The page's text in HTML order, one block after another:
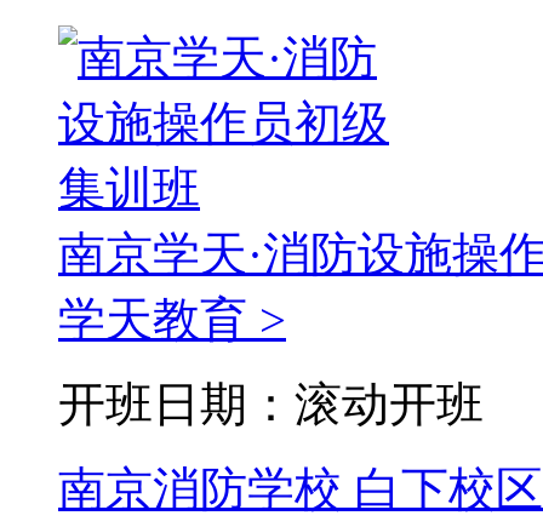
南京学天·消防设施操
学天教育 >
开班日期：滚动开班
南京消防学校 白下校区